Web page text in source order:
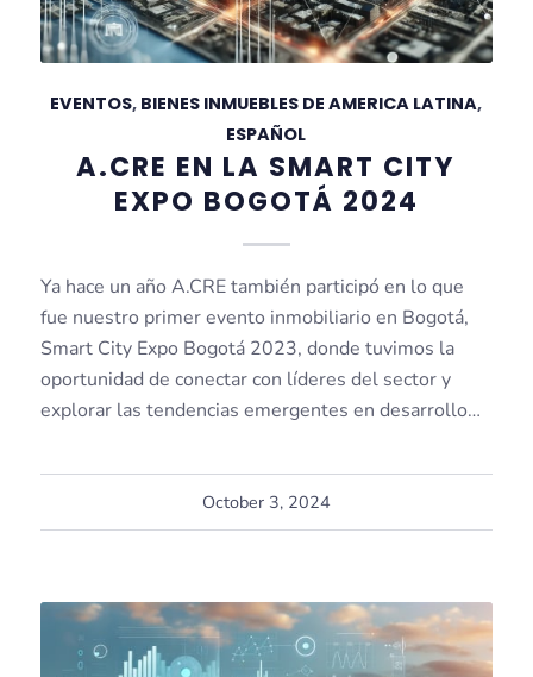
EVENTOS, BIENES INMUEBLES DE AMERICA LATINA,
ESPAÑOL
A.CRE EN LA SMART CITY
EXPO BOGOTÁ 2024
Ya hace un año A.CRE también participó en lo que
fue nuestro primer evento inmobiliario en Bogotá,
Smart City Expo Bogotá 2023, donde tuvimos la
oportunidad de conectar con líderes del sector y
explorar las tendencias emergentes en desarrollo…
October 3, 2024